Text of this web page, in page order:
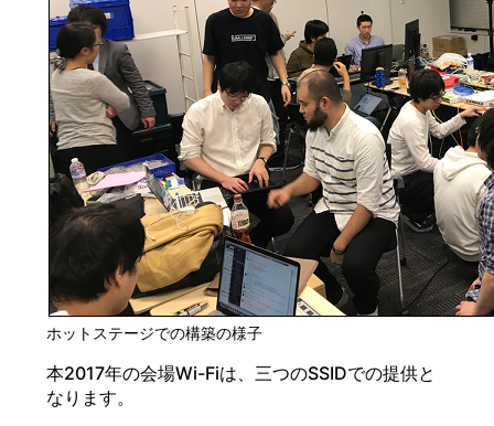
ホットステージでの構築の様子
本2017年の会場Wi-Fiは、三つのSSIDでの提供と
なります。